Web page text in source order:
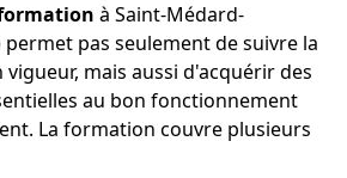
à Saint-Médard-
permet pas seulement de suivre la
mais aussi d'acquérir des
au bon fonctionnement
La formation couvre plusieurs